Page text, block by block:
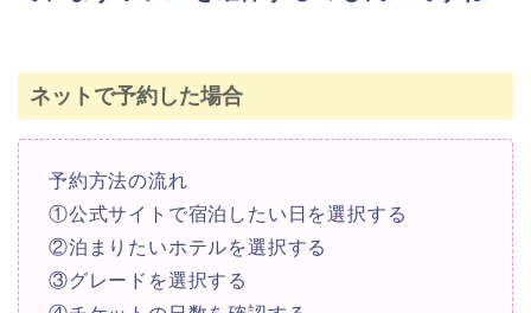
ネットで予約した場合
予約方法の流れ
①公式サイトで宿泊したい日を選択する
②泊まりたいホテルを選択する
③グレードを選択する